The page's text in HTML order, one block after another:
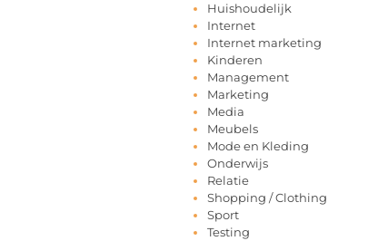
Huishoudelijk
Internet
Internet marketing
Kinderen
Management
Marketing
Media
Meubels
Mode en Kleding
Onderwijs
Relatie
Shopping / Clothing
Sport
Testing